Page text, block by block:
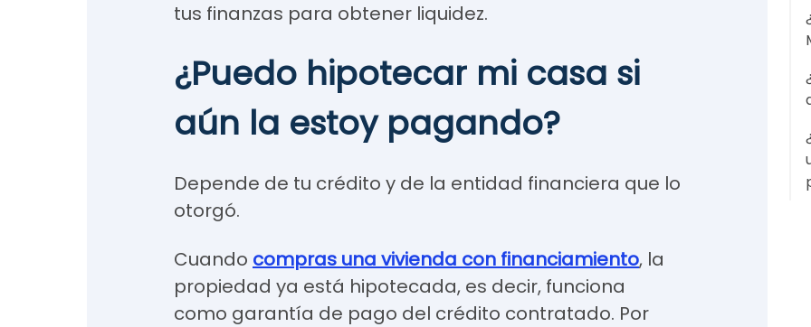
tus finanzas para obtener liquidez.
¿Puedo hipotecar mi casa si
aún la estoy pagando?
Depende de tu crédito y de la entidad financiera que lo
otorgó.
Cuando compras una vivienda con financiamiento, la
propiedad ya está hipotecada, es decir, funciona
como garantía de pago del crédito contratado. Por